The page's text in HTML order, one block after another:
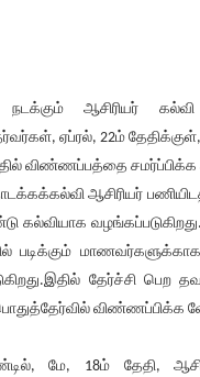
ஆசிரியர்
ஏப்ரல், 22ம்
விண்ணப்பத்தை சமர்ப்பிக்க
ஆசிரியர்
கல்வியாக வழங்கப்படுகிறது.
படிக்கும்
தேர்ச்சி பெற
விண்ணப்பிக்க
மே, 18ம் தேதி,